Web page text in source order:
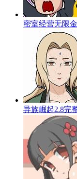
密室经营无限
异族崛起2.8完